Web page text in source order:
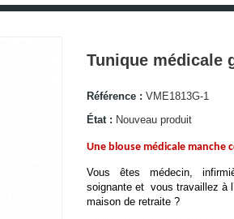
Tunique médicale
Référence : VME1813G-1
État : Nouveau produit
Une blouse médicale manche
Vous êtes médecin,
soignante et  vous travaillez à
maison de retraite ?